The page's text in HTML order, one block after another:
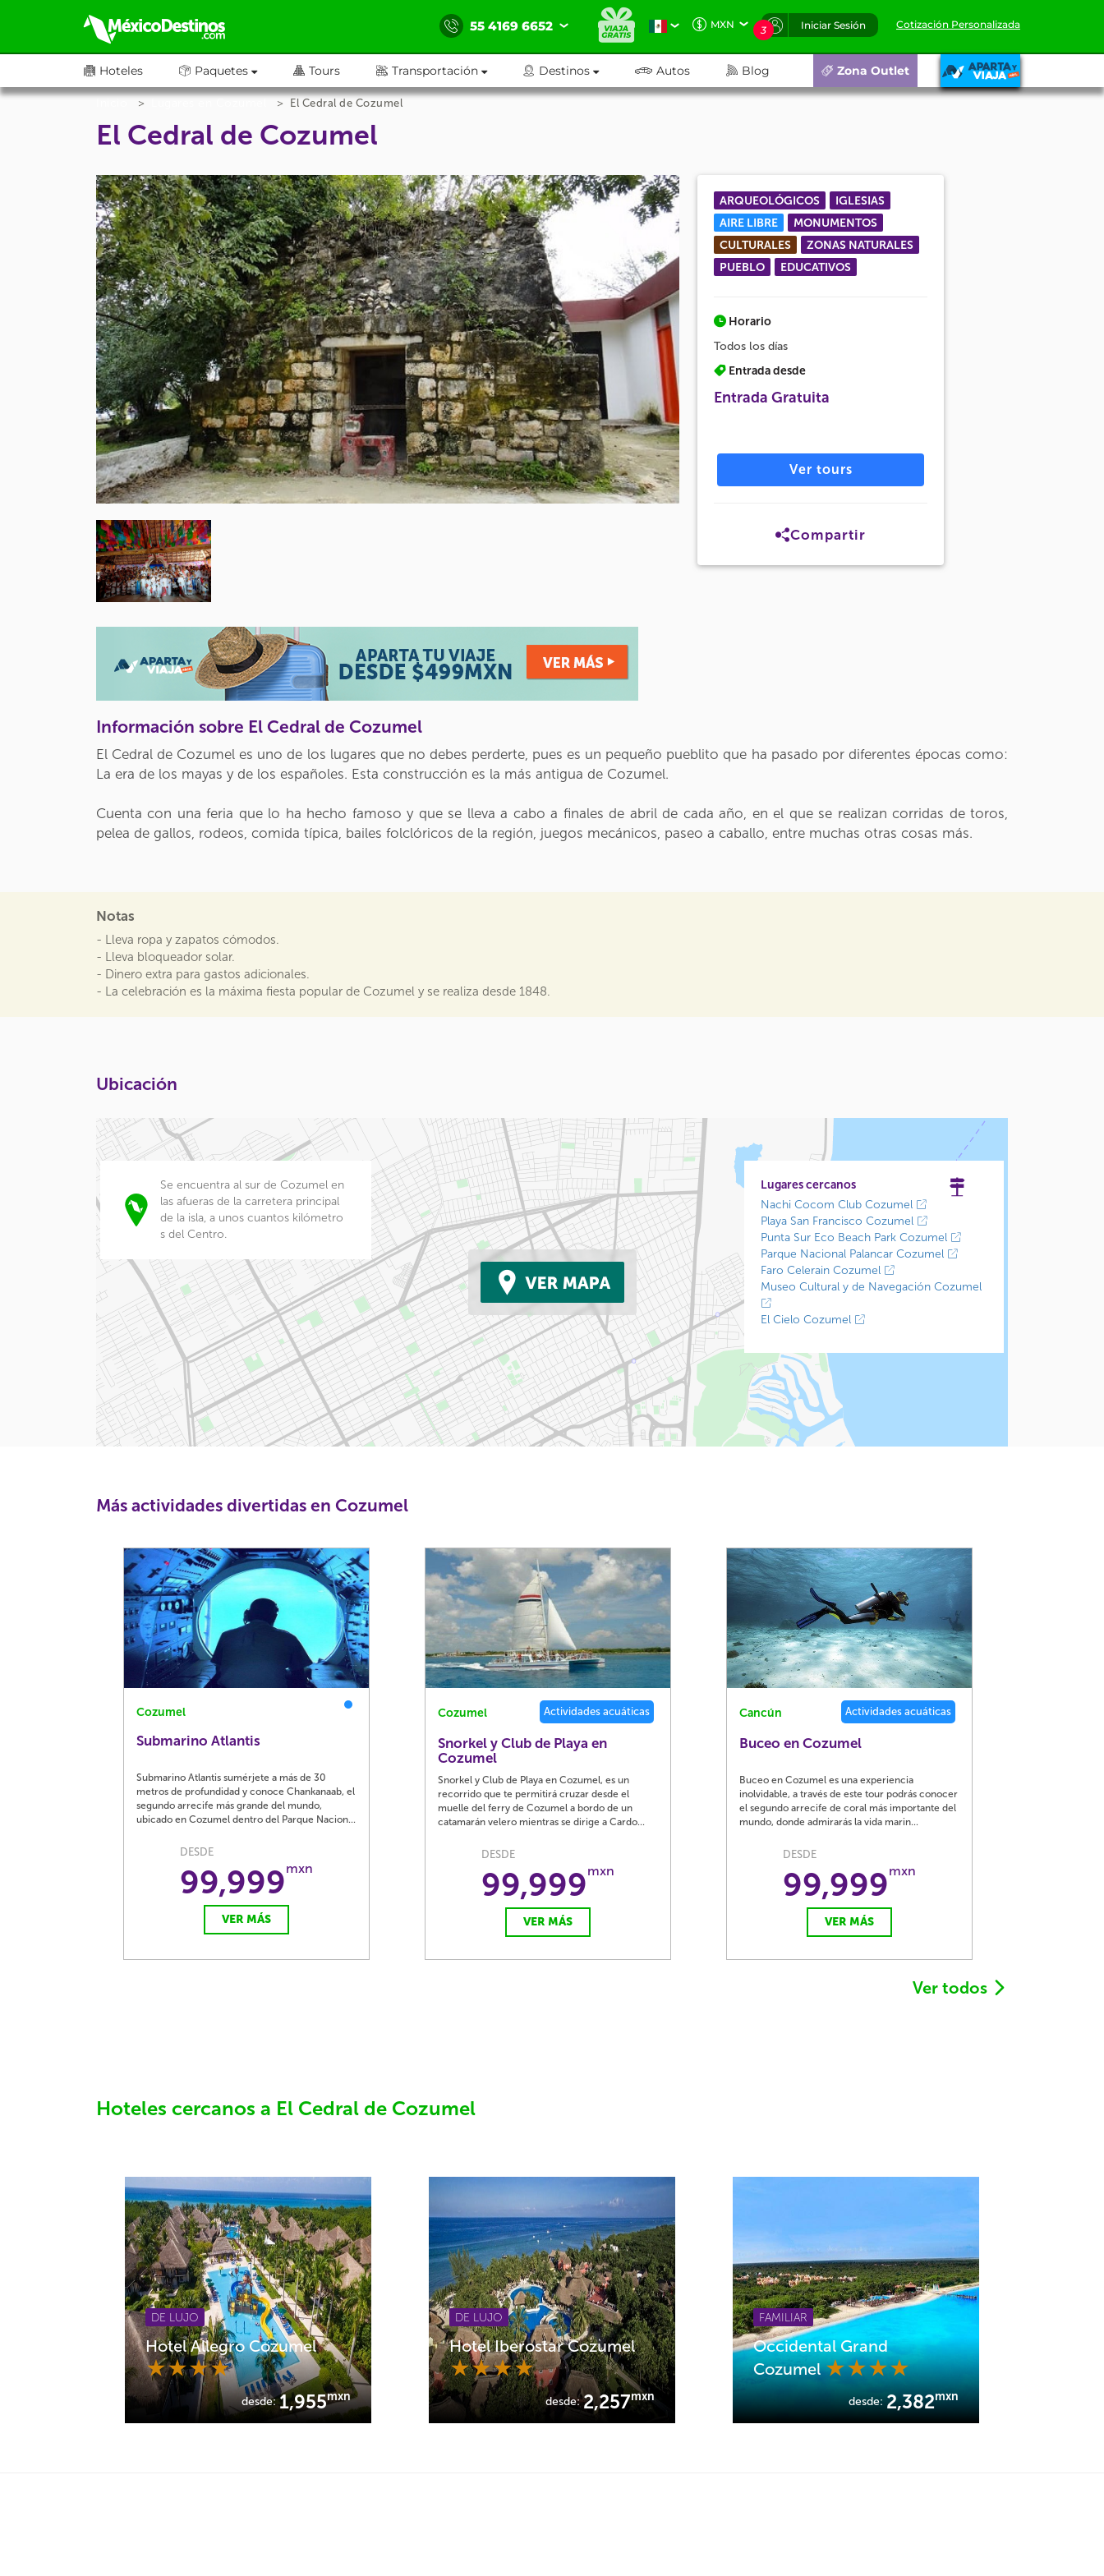
55 4169 6652 MXN 3 Iniciar Sesión Cotización Personalizada
Hoteles Paquetes Tours Transportación Destinos Autos Blog Zona Outlet
El Cedral de Cozumel
El Cedral de Cozumel
ARQUEOLÓGICOS
IGLESIAS
AIRE LIBRE
MONUMENTOS
CULTURALES
ZONAS NATURALES
PUEBLO
EDUCATIVOS
Horario
Todos los días
Entrada desde
Entrada Gratuita
Ver tours
Compartir
Información sobre El Cedral de Cozumel
El Cedral de Cozumel es uno de los lugares que no debes perderte, pues es un pequeño pueblito que ha pasado por diferentes épocas como:
La era de los mayas y de los españoles. Esta construcción es la más antigua de Cozumel.
Cuenta con una feria que lo ha hecho famoso y que se lleva a cabo a finales de abril de cada año, en el que se realizan corridas de toros,
pelea de gallos, rodeos, comida típica, bailes folclóricos de la región, juegos mecánicos, paseo a caballo, entre muchas otras cosas más.
Notas
- Lleva ropa y zapatos cómodos.
- Lleva bloqueador solar.
- Dinero extra para gastos adicionales.
- La celebración es la máxima fiesta popular de Cozumel y se realiza desde 1848.
Ubicación
Se encuentra al sur de Cozumel en
las afueras de la carretera principal
de la isla, a unos cuantos kilómetro
s del Centro.
Lugares cercanos
Nachi Cocom Club Cozumel
Playa San Francisco Cozumel
Punta Sur Eco Beach Park Cozumel
Parque Nacional Palancar Cozumel
Faro Celerain Cozumel
Museo Cultural y de Navegación Cozumel
El Cielo Cozumel
Más actividades divertidas en Cozumel
Cozumel
Submarino Atlantis
Submarino Atlantis sumérjete a más de 30
metros de profundidad y conoce Chankanaab, el
segundo arrecife más grande del mundo,
ubicado en Cozumel dentro del Parque Nacion...
DESDE
99,999mxn
VER MÁS
Cozumel Actividades acuáticas
Snorkel y Club de Playa en
Cozumel
Snorkel y Club de Playa en Cozumel, es un
recorrido que te permitirá cruzar desde el
muelle del ferry de Cozumel a bordo de un
catamarán velero mientras se dirige a Cardo...
DESDE
99,999mxn
VER MÁS
Cancún Actividades acuáticas
Buceo en Cozumel
Buceo en Cozumel es una experiencia
inolvidable, a través de este tour podrás conocer
el segundo arrecife de coral más importante del
mundo, donde admirarás la vida marin...
DESDE
99,999mxn
VER MÁS
Ver todos
Hoteles cercanos a El Cedral de Cozumel
DE LUJO
Hotel Allegro Cozumel
desde:1,955mxn
DE LUJO
Hotel Iberostar Cozumel
desde:2,257mxn
FAMILIAR
Occidental Grand
Cozumel
desde:2,382mxn